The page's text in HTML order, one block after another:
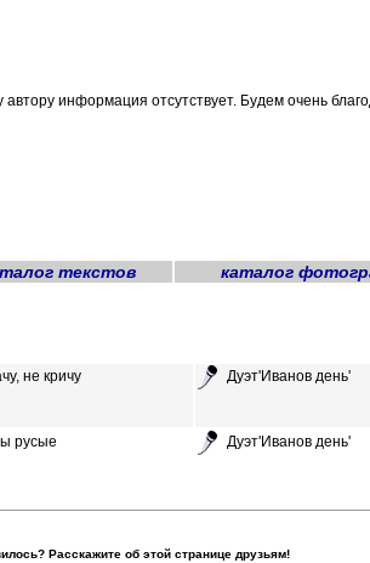
информация отсутствует. Будем очень
текстов каталог
не кричу Дуэт'Иванов день'
русые Дуэт'Иванов день'
Расскажите об этой странице друзьям!